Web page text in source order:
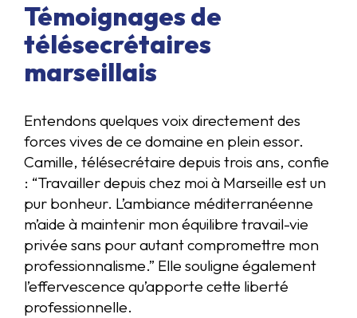
Témoignages de
télésecrétaires
marseillais
Entendons quelques voix directement des
forces vives de ce domaine en plein essor.
Camille, télésecrétaire depuis trois ans, confie
: “Travailler depuis chez moi à Marseille est un
pur bonheur. L’ambiance méditerranéenne
m’aide à maintenir mon équilibre travail-vie
privée sans pour autant compromettre mon
professionnalisme.” Elle souligne également
l’effervescence qu’apporte cette liberté
professionnelle.